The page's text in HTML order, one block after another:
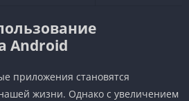
Android
приложения становятся
жизни. Однако с увеличением